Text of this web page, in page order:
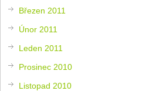
Březen 2011
Únor 2011
Leden 2011
Prosinec 2010
Listopad 2010